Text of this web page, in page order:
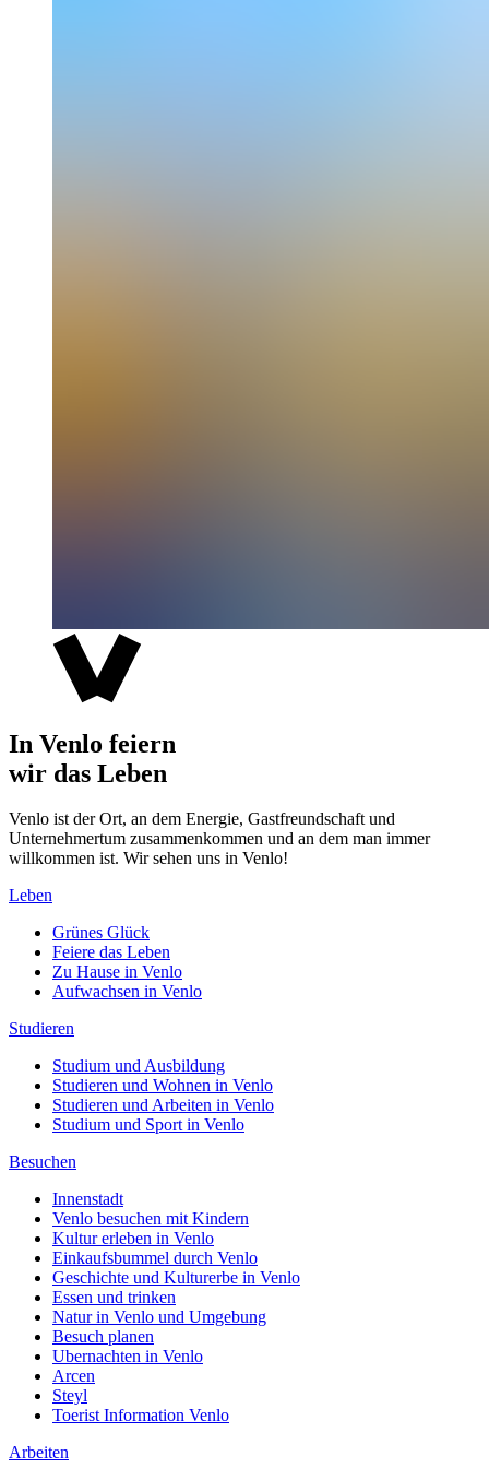
In Venlo feiern
wir das Leben
Venlo ist der Ort, an dem Energie, Gastfreundschaft und
Unternehmertum zusammenkommen und an dem man immer
willkommen ist. Wir sehen uns in Venlo!
Leben
Grünes Glück
Feiere das Leben
Zu Hause in Venlo
Aufwachsen in Venlo
Studieren
Studium und Ausbildung
Studieren und Wohnen in Venlo
Studieren und Arbeiten in Venlo
Studium und Sport in Venlo
Besuchen
Innenstadt
Venlo besuchen mit Kindern
Kultur erleben in Venlo
Einkaufsbummel durch Venlo
Geschichte und Kulturerbe in Venlo
Essen und trinken
Natur in Venlo und Umgebung
Besuch planen
Ubernachten in Venlo
Arcen
Steyl
Toerist Information Venlo
Arbeiten